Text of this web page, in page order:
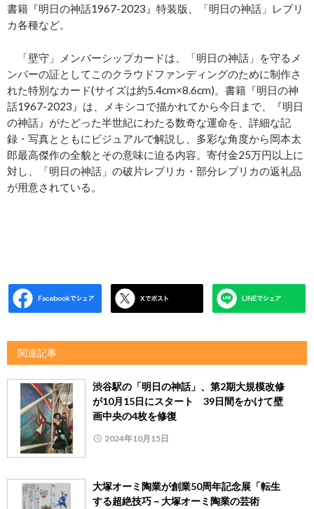
書籍『明日の神話1967-2023』特装版、「明日の神話」レプリ
カ各種など。
「壁守」メンバーシップカードは、「明日の神話」を守るメ
ンバーの証としてこのクラウドファンディングのために制作さ
れた特別なカード(サイズは約5.4cm×8.6cm)。書籍『明日の神
話1967-2023』は、メキシコで描かれてから今日まで、『明日
の神話』がたどった半世紀にわたる数奇な運命を、詳細な記
録・写真とともにビジュアルで解説し、多彩な角度から岡本太
郎最高傑作の全貌とその意味に迫る内容。寄付金25万円以上に
対し、「明日の神話」の破片レプリカ・部分レプリカの返礼品
が用意されている。
関連記事
渋谷駅の「明日の神話」、第2期大規模改修
が10月15日にスタート 39日間をかけて壁
画中央の4枚を修復
2024年10月15日
大塚オーミ陶業が創業50周年記念展「転生
する超絶技巧－大塚オーミ陶業の芸術